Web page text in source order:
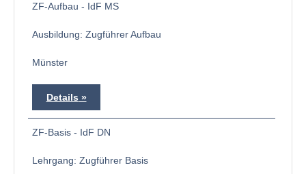
ZF-Aufbau - IdF MS
Ausbildung: Zugführer Aufbau
Münster
Details
ZF-Basis - IdF DN
Lehrgang: Zugführer Basis